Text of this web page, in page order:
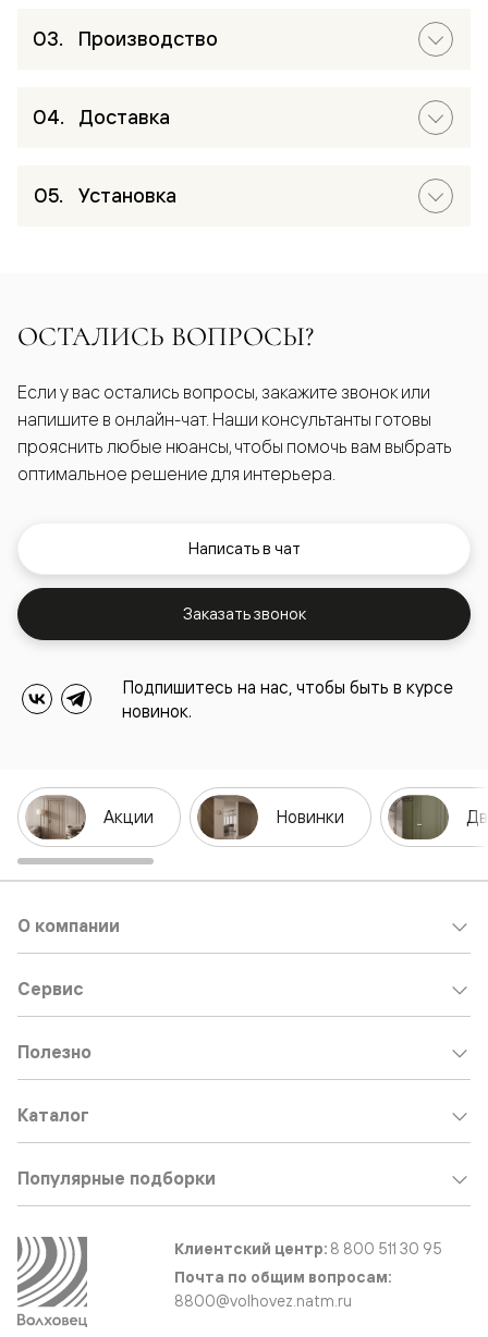
Производство
Доставка
Установка
ОСТАЛИСЬ ВОПРОСЫ?
Если у вас остались вопросы, закажите звонок или
напишите в онлайн-чат. Наши консультанты готовы
прояснить любые нюансы, чтобы помочь вам выбрать
оптимальное решение для интерьера.
Написать в чат
Заказать звонок
Подпишитесь на нас, чтобы быть в курсе
новинок.
Акции Новинки
О компании
Сервис
Полезно
Каталог
Популярные подборки
Клиентский центр: 8 800 511 30 95
Почта по общим вопросам:
8800@volhovez.natm.ru